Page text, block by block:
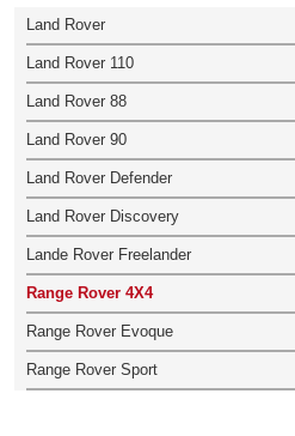
Land Rover
Land Rover 110
Land Rover 88
Land Rover 90
Land Rover Defender
Land Rover Discovery
Lande Rover Freelander
Range Rover 4X4
Range Rover Evoque
Range Rover Sport